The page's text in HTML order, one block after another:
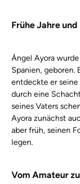
Frühe Jahre
Ángel Ayora
Spanien, geboren.
entdeckte er
durch eine
seines Vaters
Ayora zunächst
aber früh, seinen
legen.
Vom Amateur